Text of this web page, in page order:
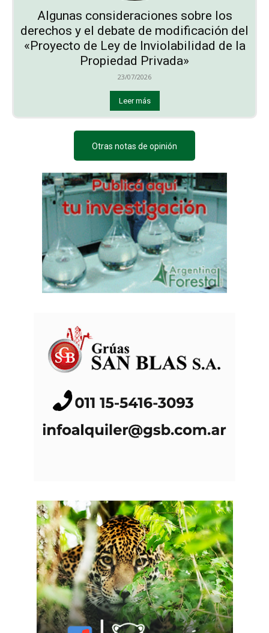
Algunas consideraciones sobre los
derechos y el debate de modificación del
«Proyecto de Ley de Inviolabilidad de la
Propiedad Privada»
23/07/2026
Leer más
Otras notas de opinión